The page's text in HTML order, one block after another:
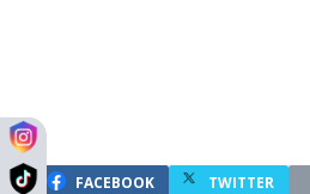
FACEBOOK TWITTER